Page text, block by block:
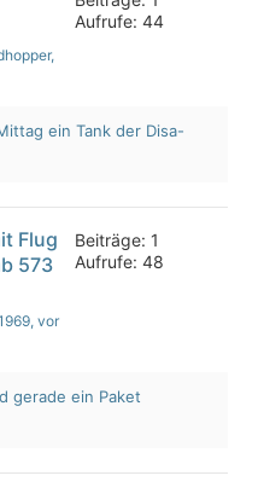
,
Aufrufe: 44
ein Tank der Disa-
Flug
573
, vor
Beiträge: 1
Aufrufe: 48
gerade ein Paket